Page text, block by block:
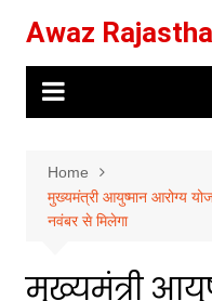
content
Awaz
Home
मुख्यमंत्री आयुष्मान आरोग्य
नवंबर से मिलेगा
मुख्यमंत्री